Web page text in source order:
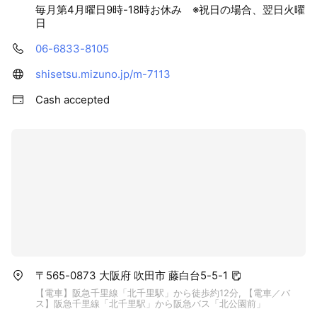
毎月第4月曜日9時-18時お休み ※祝日の場合、翌日火曜
日
06-6833-8105
shisetsu.mizuno.jp/m-7113
Cash accepted
〒565-0873 大阪府 吹田市 藤白台5-5-1
【電車】阪急千里線「北千里駅」から徒歩約12分, 【電車／バ
ス】阪急千里線「北千里駅」から阪急バス「北公園前」